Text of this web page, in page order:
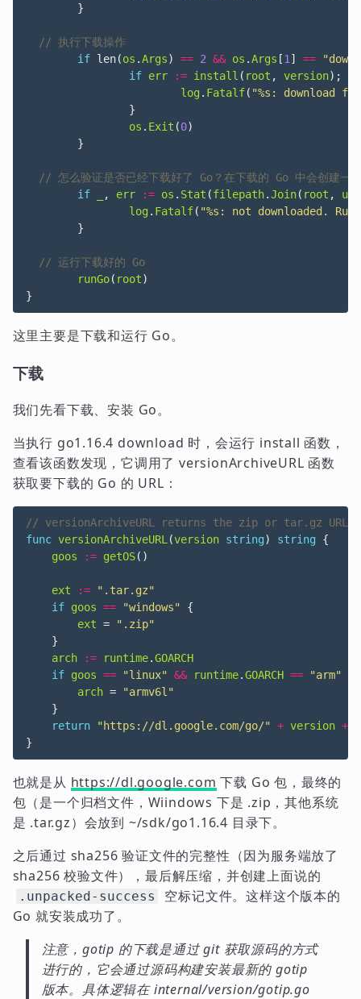
}
if len(os .Args) == 2 && os .Args [1 ] ==
if err := install ( root , version);
log . Fatalf( "%s: download
}
os . Exit (0)
}
if , err := os . Stat (filepath.Join( root ,
log . Fatalf( "%s: not downloaded.
}
// 运行下载好的 Go
runGo( root)
}
这里主要是下载和运行 Go。
下载
我们先看下载、安装 Go。
当执行 go1.16.4 download 时，会运行 install 函数，
查看该函数发现，它调用了 versionArchiveURL 函数
获取要下载的 Go 的 URL：
func versionArchiveURL (version string) string
{
goos
:= getOS()
ext :=
".tar.gz"
if goos == "windows"
{
ext =
".zip"
}
arch
:= runtime.GOARCH
if goos == "linux" && runtime.GOARCH == "arm"
arch =
"armv6l"
}
return
"https://dl.google.com/go/" + version +
}
也就是从 https://dl.google.com 下载 Go 包，最终的
包（是一个归档文件，Wiindows 下是 .zip，其他系统
是 .tar.gz）会放到 ~/sdk/go1.16.4 目录下。
之后通过 sha256 验证文件的完整性（因为服务端放了
sha256 校验文件），最后解压缩，并创建上面说的
.unpacked-success
空标记文件。这样这个版本的
Go 就安装成功了。
注意，gotip 的下载是通过 git 获取源码的方式
进行的，它会通过源码构建安装最新的 gotip
版本。具体逻辑在 internal/version/gotip.go